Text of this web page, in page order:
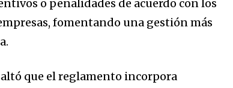
o penalidades de acuerdo con los
fomentando una gestión más
que el reglamento incorpora